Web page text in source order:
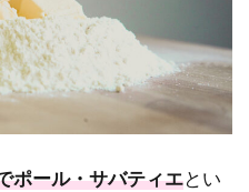
ポール・サバティエとい